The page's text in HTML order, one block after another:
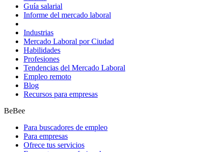
Guía salarial
Informe del mercado laboral
Industrias
Mercado Laboral por Ciudad
Habilidades
Profesiones
Tendencias del Mercado Laboral
Empleo remoto
Blog
Recursos para empresas
BeBee
Para buscadores de empleo
Para empresas
Ofrece tus servicios